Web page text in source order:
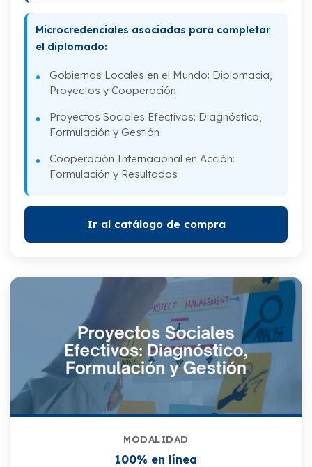
Microcredenciales asociadas para completar
el diplomado:
Gobiernos Locales en el Mundo: Diplomacia,
Proyectos y Cooperación
Proyectos Sociales Efectivos: Diagnóstico,
Formulación y Gestión
Cooperación Internacional en Acción:
Formulación y Resultados
Ir al catálogo de compra
MODALIDAD
100% en línea